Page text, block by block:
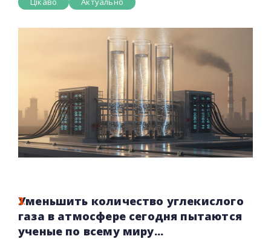
Уменьшить количество углекислого
газа в атмосфере сегодня пытаются
ученые по всему миру...